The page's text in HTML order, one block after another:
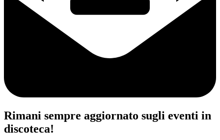
Rimani sempre aggiornato sugli eventi in
discoteca!